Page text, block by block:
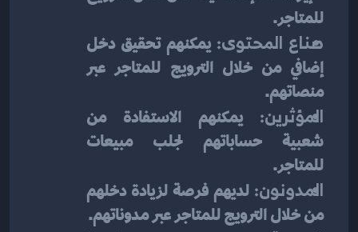
للمتاجر.
صناع المحتوى:
إضافي من خلال الترويج للمتاجر عبر
منصاتهم.
المؤثرين:
للمتاجر.
المدونون:
من خلال الترويج للمتاجر عبر مدوناتهم.